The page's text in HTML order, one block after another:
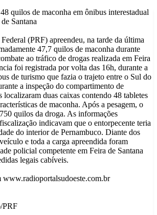
quilos de maconha em ônibus interestadual
Santana
(PRF) apreendeu, na tarde da última
47,7 quilos de maconha durante
ao tráfico de drogas realizada em Feira
foi registrada por volta das 16h, durante a
de turismo que fazia o trajeto entre o Sul do
a inspeção do compartimento de
localizaram duas caixas contendo 48 tabletes
de maconha. Após a pesagem, o
quilos da droga. As informações
indicavam que o entorpecente teria
do interior de Pernambuco. Diante dos
e toda a carga apreendida foram
policial competente em Feira de Santana
legais cabíveis.
www.radioportalsudoeste.com.br
PRF